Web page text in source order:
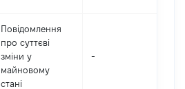
Повідомлення
про суттєві
зміни y
майновому
стані
-